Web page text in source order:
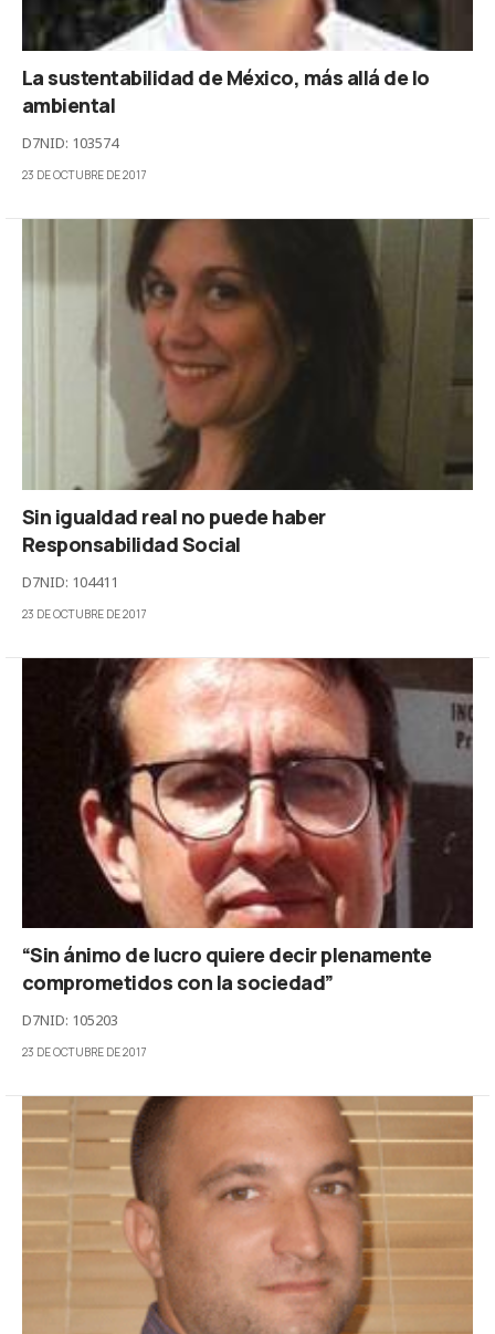
La sustentabilidad de México, más allá de lo
ambiental
D7NID: 103574
23 DE OCTUBRE DE 2017
Sin igualdad real no puede haber
Responsabilidad Social
D7NID: 104411
23 DE OCTUBRE DE 2017
“Sin ánimo de lucro quiere decir plenamente
comprometidos con la sociedad”
D7NID: 105203
23 DE OCTUBRE DE 2017